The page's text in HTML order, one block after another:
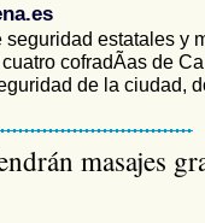
estatales y
cofradÃ­as de
de la ciudad,
masajes